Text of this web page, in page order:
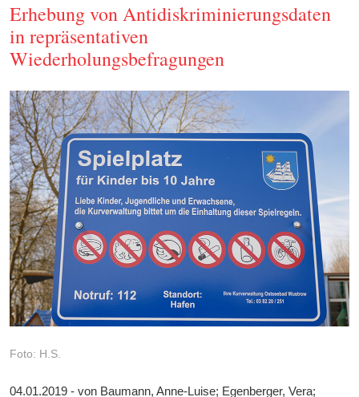
Erhebung von Antidiskriminierungsdaten
in repräsentativen
Wiederholungsbefragungen
Foto: H.S.
04.01.2019 - von Baumann, Anne-Luise; Egenberger, Vera;